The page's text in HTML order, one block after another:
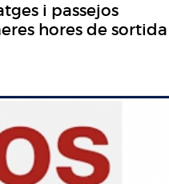
i passejos
hores de sortida